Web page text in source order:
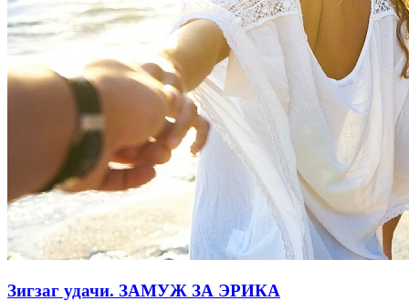
Зигзаг удачи. ЗАМУЖ ЗА ЭРИКА